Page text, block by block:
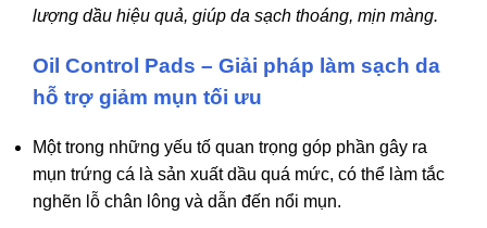
Các
tùy
thể
được
lượng dầu hiệu quả, giúp da sạch thoáng, mịn màng.
Oil Control Pads – Giải pháp làm sạch da
hỗ trợ giảm mụn tối ưu
Một trong những yếu tố quan trọng góp phần gây ra
mụn trứng cá là sản xuất dầu quá mức, có thể làm tắc
nghẽn lỗ chân lông và dẫn đến nổi mụn.